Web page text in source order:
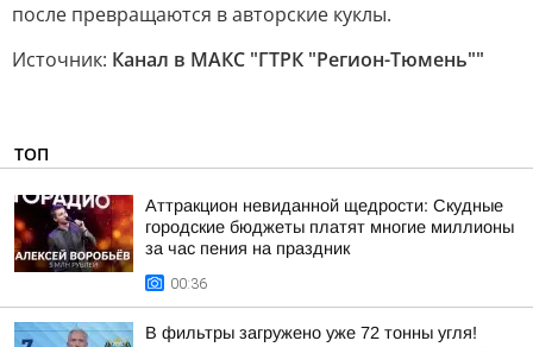
после превращаются в авторские куклы.
Источник: Канал в МАКС "ГТРК "Регион-Тюмень""
ТОП
Аттракцион невиданной щедрости: Скудные
городские бюджеты платят многие миллионы
за час пения на праздник
00:36
В фильтры загружено уже 72 тонны угля!